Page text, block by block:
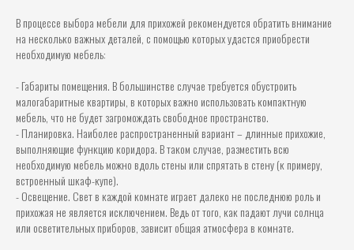
В процессе выбора мебели для прихожей рекомендуется обратить внимание
на несколько важных деталей, с помощью которых удастся приобрести
необходимую мебель:
- Габариты помещения. В большинстве случае требуется обустроить
малогабаритные квартиры, в которых важно использовать компактную
мебель, что не будет загромождать свободное пространство.
- Планировка. Наиболее распространенный вариант – длинные прихожие,
выполняющие функцию коридора. В таком случае, разместить всю
необходимую мебель можно вдоль стены или спрятать в стену (к примеру,
встроенный шкаф-купе).
- Освещение. Свет в каждой комнате играет далеко не последнюю роль и
прихожая не является исключением. Ведь от того, как падают лучи солнца
или осветительных приборов, зависит общая атмосфера в комнате.